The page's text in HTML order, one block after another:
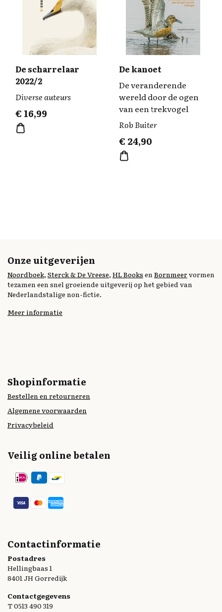
De scharrelaar
2022/2
Diverse auteurs
€ 16,99
De kanoet
De veranderende
wereld door de ogen
van een trekvogel
Rob Buiter
€ 24,90
Onze uitgeverijen
Noordboek, Sterck & De Vreese, HL Books enBornmeervormen
tezamen een snel groeiende uitgeverij op het gebied van
Nederlandstalige non-fictie.
Meer informatie
Shopinformatie
Bestellen en retourneren
Algemene voorwaarden
Privacybeleid
Veilig online betalen
Contactinformatie
Postadres
Hellingbaas 1
8401 JH Gorredijk
Contactgegevens
T 0513 490 319